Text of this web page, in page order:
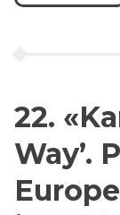
22.
Way’.